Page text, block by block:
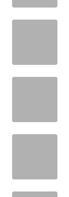
Wahana
LISTRIK